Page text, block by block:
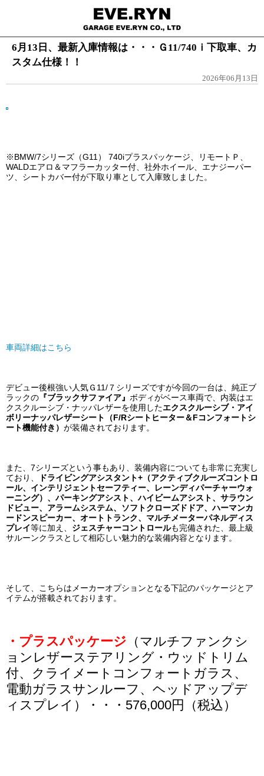
6月13日、最新入庫情報は・・・Ｇ11/740ｉ下取車、カ
スタム仕様！！
2026年06月13日
※BMW/7シリーズ（G11） 740iプラスパッケージ、リモートＰ、
WALDエアロ＆マフラーカッター付、社外ホイール、エナジーパー
ツ、シートカバー付が下取り車として入庫致しました。
車両詳細はこちら
デビュー後根強い人気Ｇ11/７シリーズですが今回の一台は、純正ブ
ラックの 『ブラックサファイア』 ボディがベース車両で、内装はエ
クスクルーシブ・ナッパレザーを使用したエクスクルーシブ・アイ
ボリーナッパレザーシート（F/Rシートヒーター＆Fコンフォートシ
ート機能付き） が装備されております。
また、7シリーズという事もあり、装備内容についても非常に充実し
ており、
ドライビングアシスタント+（アクティブクルーズコントロ
ール、インテリジェントセーフティー、レーンディパーチャーウォ
ーニング）、パーキングアシスト、ハイビームアシスト、サラウン
ドビュー、アラームシステム、ソフトクローズドドア、ハーマンカ
ードンスピーカー、オートトランク、マルチメーターパネルディス
プレイ等に加え、 ジェスチャーコントロールも完備された、最上級
サルーンクラスとして相応しい魅力的な装備内容となります。
そして、こちらはメーカーオプションとなる下記のパッケージとア
イテムが搭載されております。
・プラスパッケージ （マルチファンクシ
ョンレザーステアリング・ウッドトリム
付、クライメートコンフォートガラス、
電動ガラスサンルーフ、ヘッドアップデ
ィスプレイ）・・・576,000円（税込）